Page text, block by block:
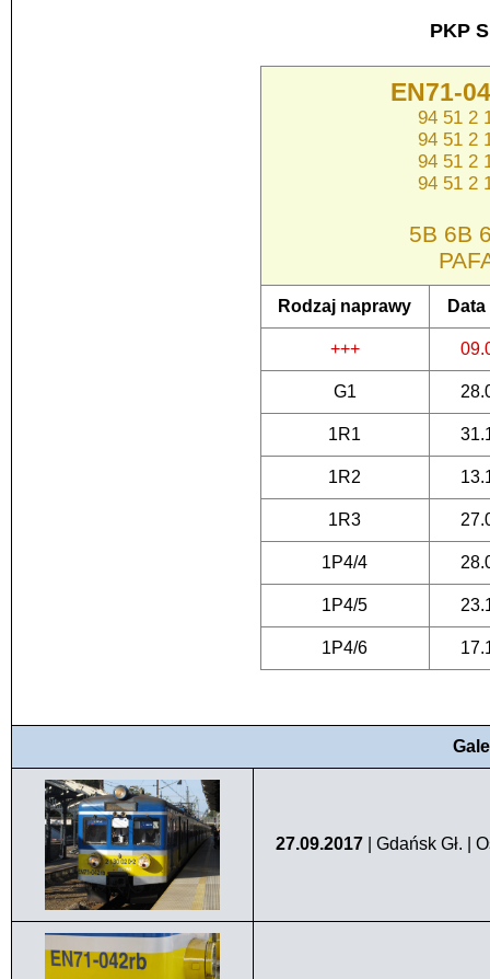
PKP
EN71-
94 51
94 51
94 51
94 51
5B 6B
Rodzaj naprawy
+++
G1
1R1
1R2
1R3
1P4/4
1P4/5
1P4/6
27.09.2017 | Gdańsk Gł. |